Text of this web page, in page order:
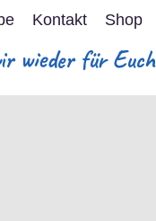
Kontakt Shop
wieder für